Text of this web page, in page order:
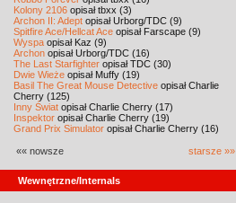
Kolony 2106 opisał tbxx (3)
Archon II: Adept opisał Urborg/TDC (9)
Spitfire Ace/Hellcat Ace opisał Farscape (9)
Wyspa opisał Kaz (9)
Archon opisał Urborg/TDC (16)
The Last Starfighter opisał TDC (30)
Dwie Wieże opisał Muffy (19)
Basil The Great Mouse Detective opisał Charlie
Cherry (125)
Inny Świat opisał Charlie Cherry (17)
Inspektor opisał Charlie Cherry (19)
Grand Prix Simulator opisał Charlie Cherry (16)
«« nowsze starsze »»
Wewnętrzne/Internals